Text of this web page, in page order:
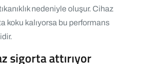
nedeniyle oluşur. Cihaz
koku kalıyorsa bu performans
sigorta attırıyor